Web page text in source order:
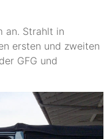
an. Strahlt in
ersten und zweiten
GFG und